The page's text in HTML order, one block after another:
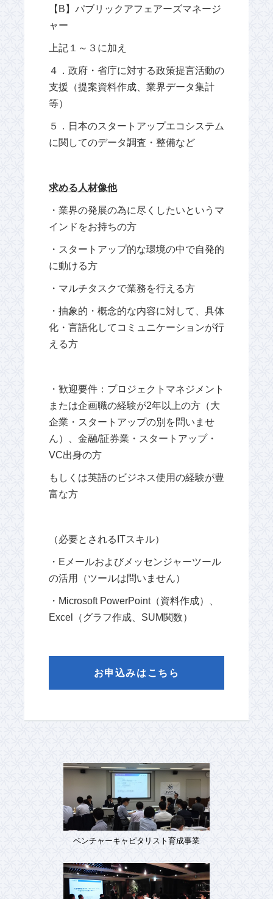
【B】パブリックアフェアーズマネージ
ャー
上記１～３に加え
４．政府・省庁に対する政策提言活動の
支援（提案資料作成、業界データ集計
等）
５．日本のスタートアップエコシステム
に関してのデータ調査・整備など
求める人材像他
・業界の発展の為に尽くしたいというマ
インドをお持ちの方
・スタートアップ的な環境の中で自発的
に動ける方
・マルチタスクで業務を行える方
・抽象的・概念的な内容に対して、具体
化・言語化してコミュニケーションが行
える方
・歓迎要件：プロジェクトマネジメント
または企画職の経験が2年以上の方（大
企業・スタートアップの別を問いませ
ん）、金融/証券業・スタートアップ・
VC出身の方
もしくは英語のビジネス使用の経験が豊
富な方
（必要とされるITスキル）
・Eメールおよびメッセンジャーツール
の活用（ツールは問いません）
・Microsoft PowerPoint（資料作成）、
Excel（グラフ作成、SUM関数）
お申込みはこちら
ベンチャーキャピタリスト育成事業